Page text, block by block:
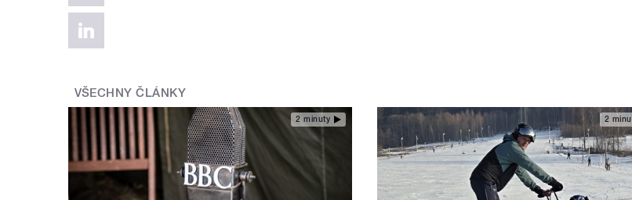
VŠECHNY ČLÁNKY
2 minuty 2